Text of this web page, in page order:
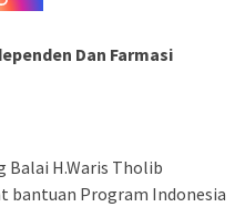
Dan Farmasi
Balai H.Waris Tholib
bantuan Program Indonesia